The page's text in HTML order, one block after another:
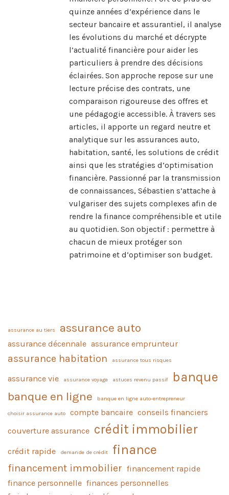
quinze années d’expérience dans le
secteur bancaire et assurantiel, il analyse
les évolutions du marché et décrypte
l’actualité financière pour aider les
particuliers à prendre des décisions
éclairées. Son approche repose sur une
lecture précise des contrats, une
comparaison rigoureuse des offres et
une pédagogie accessible. À travers ses
articles, il apporte un regard neutre et
analytique sur les assurances auto,
habitation, santé, les solutions de crédit
ainsi que les stratégies d’optimisation
financière. Passionné par la transmission
de connaissances, Sébastien s’attache à
vulgariser des sujets complexes afin de
rendre la finance compréhensible et utile
au quotidien. Son objectif : permettre à
chacun de mieux protéger son
patrimoine et d’optimiser son budget.
assurance au tiers assurance auto
assurance décennale assurance emprunteur
assurance habitation assurance tous risques
assurance vie assurance voyage astuces revenu passif banque
banque en ligne banque en ligne auto-entrepreneur
choisir assurance auto compte bancaire conseils financiers
couverture assurance crédit immobilier
crédit rapide demande de crédit finance
financement immobilier financement rapide
finance personnelle finances personnelles